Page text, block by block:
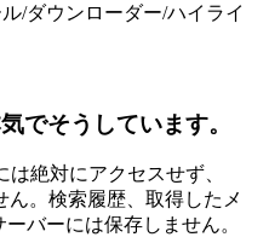
/ダウンローダー/ハイライ
でそうしています。
絶対にアクセスせず、
ん。検索履歴、取得したメ
バーには保存しません。